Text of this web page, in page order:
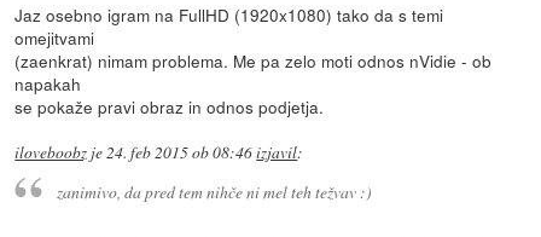
Jaz osebno igram na FullHD (1920x1080) tako da s temi
omejitvami
(zaenkrat) nimam problema. Me pa zelo moti odnos nVidie - ob
napakah
se pokaže pravi obraz in odnos podjetja.
iloveboobz je24. feb 2015 ob 08:46izjavil:
zanimivo, da pred tem nihče ni mel teh težvav :)